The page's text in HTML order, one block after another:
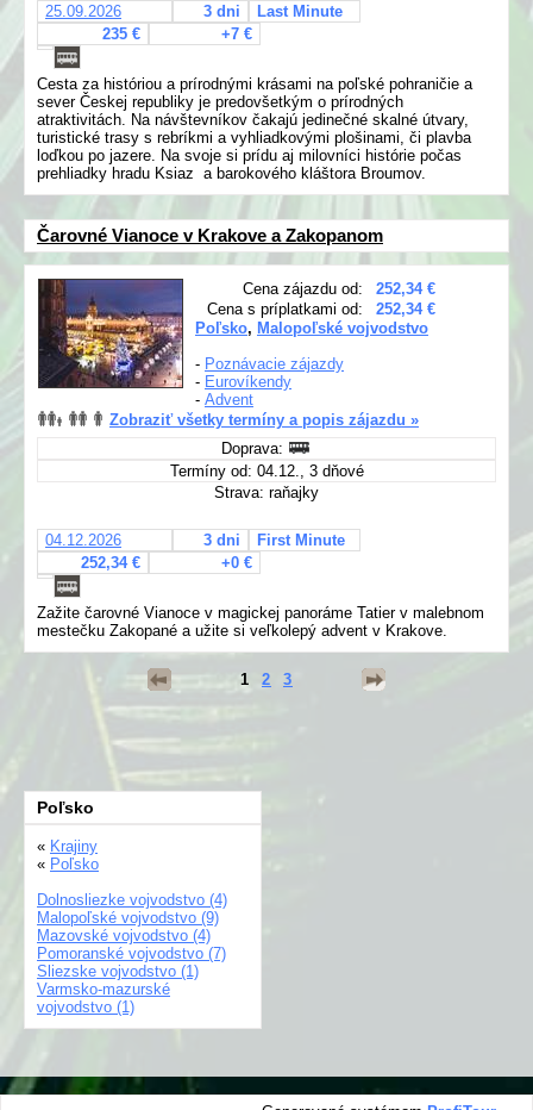
25.09.2026 3 dni
Last Minute
235 €
+7 €
Cesta za históriou a prírodnými krásami na poľské pohraničie a
sever Českej republiky je predovšetkým o prírodných
atraktivitách. Na návštevníkov čakajú jedinečné skalné útvary,
turistické trasy s rebríkmi a vyhliadkovými plošinami, či plavba
loďkou po jazere. Na svoje si prídu aj milovníci histórie počas
prehliadky hradu Ksiaz a barokového kláštora Broumov.
Čarovné Vianoce v Krakove a Zakopanom
Cena zájazdu od:
252,34 €
Cena s príplatkami od:
252,34 €
Poľsko, Malopoľské vojvodstvo
- Poznávacie zájazdy
- Eurovíkendy
- Advent
Zobraziť všetky termíny a popis zájazdu »
Doprava:
Termíny od: 04.12., 3 dňové
Strava: raňajky
04.12.2026 3 dni
First Minute
252,34 €
+0 €
Zažite čarovné Vianoce v magickej panoráme Tatier v malebnom
mestečku Zakopané a užite si veľkolepý advent v Krakove.
1 2 3
Poľsko
« Krajiny
« Poľsko
Dolnosliezke vojvodstvo (4)
Malopoľské vojvodstvo (9)
Mazovské vojvodstvo (4)
Pomoranské vojvodstvo (7)
Sliezske vojvodstvo (1)
Varmsko-mazurské
vojvodstvo (1)